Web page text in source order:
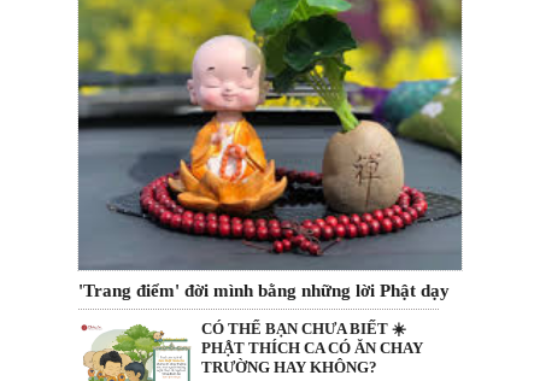
'Trang điểm' đời mình bằng những lời Phật dạy
CÓ THỂ BẠN CHƯA BIẾT ☀️
PHẬT THÍCH CA CÓ ĂN CHAY
TRƯỜNG HAY KHÔNG?